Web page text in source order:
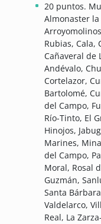
20 puntos.
Almonaster la
Rubias, Cala,
Cañaveral de
Andévalo,
Cortelazor,
Bartolomé,
del Campo,
Río-Tinto, El
Hinojos,
Marines,
del Campo,
Moral, Rosal
Guzmán,
Santa
Valdelarco,
Real, La